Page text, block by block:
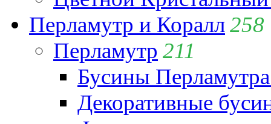
Перламутр и Коралл258
Перламутр 211
Бусины
Декоративные